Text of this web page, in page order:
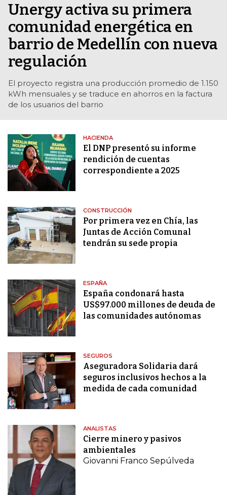
Unergy activa su primera
comunidad energética en
barrio de Medellín con nueva
regulación
El proyecto registra una producción promedio de 1.150
kWh mensuales y se traduce en ahorros en la factura
de los usuarios del barrio
HACIENDA
El DNP presentó su informe
rendición de cuentas
correspondiente a 2025
CONSTRUCCIÓN
Por primera vez en Chía, las
Juntas de Acción Comunal
tendrán su sede propia
ESPAÑA
España condonará hasta
US$97.000 millones de deuda de
las comunidades autónomas
SEGUROS
Aseguradora Solidaria dará
seguros inclusivos hechos a la
medida de cada comunidad
ANALISTAS
Cierre minero y pasivos
ambientales
Giovanni Franco Sepúlveda